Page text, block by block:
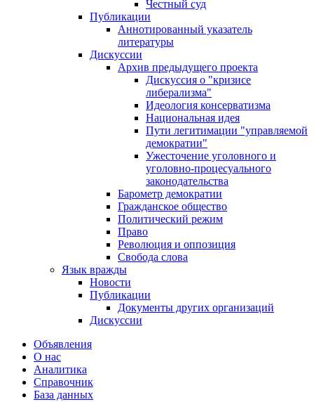
Честный суд
Публикации
Аннотированный указатель
литературы
Дискуссии
Архив предыдущего проекта
Дискуссия о "кризисе
либерализма"
Идеология консерватизма
Национальная идея
Пути легитимации "управляемой
демократии"
Ужесточение уголовного и
уголовно-процесуального
законодательства
Барометр демократии
Гражданское общество
Политический режим
Право
Революция и оппозиция
Свобода слова
Язык вражды
Новости
Публикации
Документы других организаций
Дискуссии
Объявления
О нас
Аналитика
Справочник
База данных